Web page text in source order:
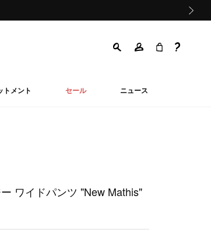
トメント セール ニュース
ワイドパンツ "New Mathis"